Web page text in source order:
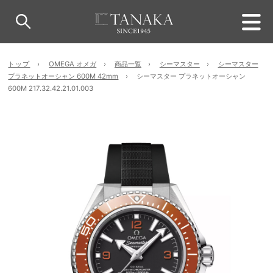
トップ OMEGA オメガ 商品一覧 シーマスター
シーマスター
プラネットオーシャン 600M 42mm
シーマスター プラネットオーシャン
600M 217.32.42.21.01.003